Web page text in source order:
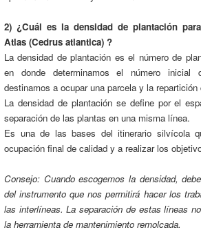
2) ¿Cuál es la densidad de plantación
Atlas (Cedrus atlantica) ?
La densidad de plantación es el número de
en donde determinamos el número inicial
destinamos a ocupar una parcela y la
La densidad de plantación se define por el
separación de las plantas en una misma línea.
Es una de las bases del itinerario silvícola
ocupación final de calidad y a realizar los
Consejo: Cuando escogemos la densidad,
del instrumento que nos permitirá hacer los
las interlíneas. La separación de estas líneas
la herramienta de mantenimiento remolcada.